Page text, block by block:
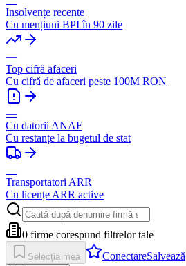
Insolvențe recente
Cu mențiuni BPI în 90 zile
—
Top cifră afaceri
Cu cifră de afaceri peste 100M RON
—
Cu datorii ANAF
Cu restanțe la bugetul de stat
—
Transportatori ARR
Cu licențe ARR active
0 firme corespund filtrelor tale
Selecția mea ConectareSalvează